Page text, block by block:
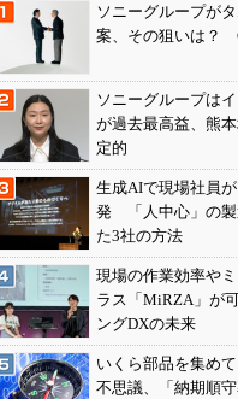
ソニーグループが
案、その狙いは？
ソニーグループは
が過去最高益、熊
定的
生成AIで現場社員
発 「人中心」の製
た3社の方法
現場の作業効率や
ラス「MiRZA」が
ングDXの未来
いくら部品を集め
不思議、「納期順